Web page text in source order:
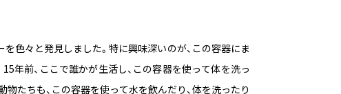
色々と発見しました。特に興味深いのが、この容器にま
年前、ここで誰かが生活し、この容器を使って体を洗っ
物たちも、この容器を使って水を飲んだり、体を洗ったり